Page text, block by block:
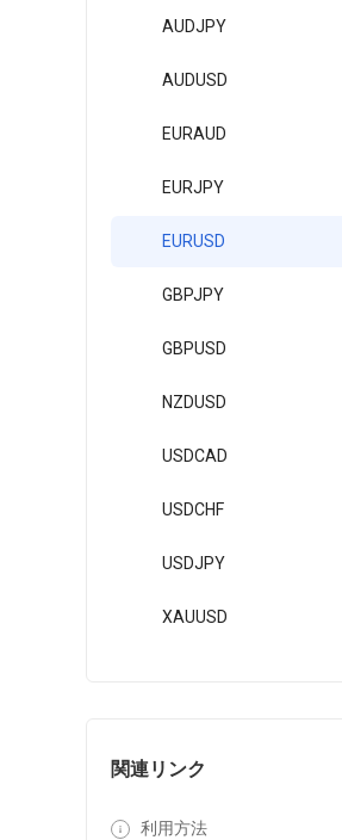
AUDJPY
AUDUSD
EURAUD
EURJPY
EURUSD
GBPJPY
GBPUSD
NZDUSD
USDCAD
USDCHF
USDJPY
XAUUSD
関連リンク
利用方法